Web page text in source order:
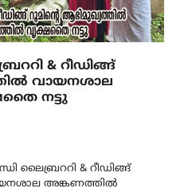
& റീഡിങ്ങ്
വായനശാല
നട്ടു
ലൈബ്രററി & റീഡിങ്ങ്
അങ്കണത്തിൽ